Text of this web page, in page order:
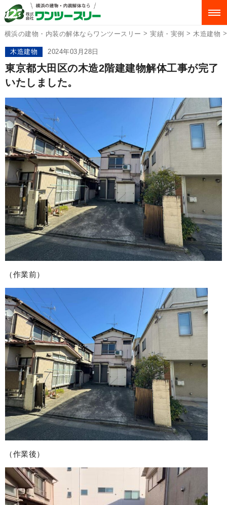
横浜の建物・内装の解体ならワンツースリー >実績・実例 > 木造建物
木造建物 2024年03月28日
東京都大田区の木造2階建建物解体工事が完了
いたしました。
（作業前）
（作業後）